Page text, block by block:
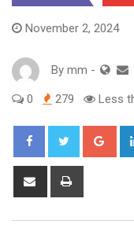
November 2, 2024
By mm -
0 279 Less
Share